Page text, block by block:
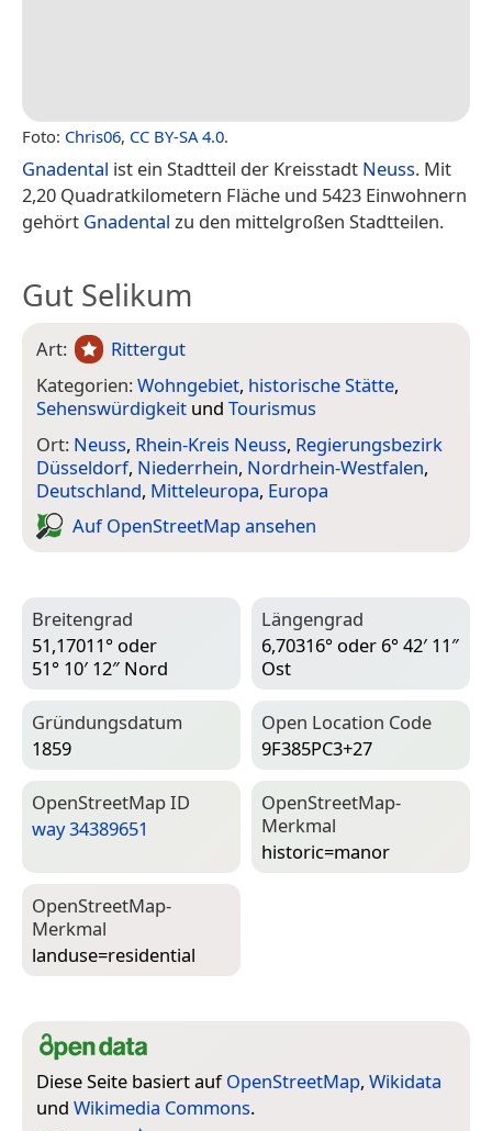
Foto: Chris06, CC BY-SA 4.0.
Gnadental ist ein Stadtteil der Kreisstadt Neuss. Mit
2,20 Quadratkilometern Fläche und 5423 Einwohnern
gehört Gnadental zu den mittelgroßen Stadtteilen.
Gut Selikum
Art:
Rittergut
Kategorien:Wohngebiet, historische Stätte,
Sehenswürdigkeit und Tourismus
Ort: Neuss, Rhein-Kreis Neuss, Regierungsbezirk
Düsseldorf, Niederrhein, Nordrhein-Westfalen,
Deutschland, Mitteleuropa, Europa
Auf Open­Street­Map ansehen
Breitengrad
51,17011° oder
51° 10′ 12″ Nord
Längengrad
6,70316° oder 6° 42′ 11″
Ost
Gründungsdatum
1859
Open Location Code
9F385PC3+27
Open­Street­Map ID
way 34389651
Open­Street­Map-
Merkmal
historic=­manor
Open­Street­Map-
Merkmal
landuse=­residential
Diese Seite basiert aufOpenStreetMap, Wikidata
und Wikimedia Commons.